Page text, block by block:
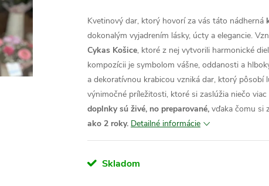
Kvetinový dar, ktorý hovorí za vás táto nádherná
dokonalým vyjadrením lásky, úcty a elegancie.
Cykas Košice, ktoré z nej vytvorili harmonické
kompozícii je symbolom vášne, oddanosti a
a dekoratívnou krabicou vzniká dar, ktorý pôsobí
výnimočné príležitosti, ktoré si zaslúžia niečo
doplnky sú živé, no preparované, vďaka čomu si
ako 2 roky. Detailné informácie
Skladom